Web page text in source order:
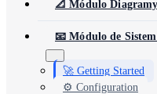
📐 Módulo
📧 Módulo de
🚀 Getting Started
⚙️ Configuration